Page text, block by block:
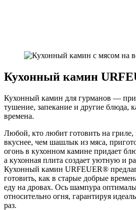
Кухонный камин
Кухонный камин для гурманов —
тушение, запекание и другие блюда,
времена.
Любой, кто любит готовить на гриле,
вкуснее, чем шашлык из мяса,
огонь в кухонном камине придает
а кухонная плита создает уютную и
Кухонный камин URFEUER®
готовить, как в старые добрые
еду на дровах. Ось шампура
относительно огня, гарантируя
раз.